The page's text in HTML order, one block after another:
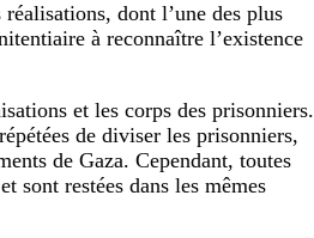
dont l’une des plus
à reconnaître l’existence
et les corps des prisonniers.
de diviser les prisonniers,
de Gaza. Cependant, toutes
sont restées dans les mêmes